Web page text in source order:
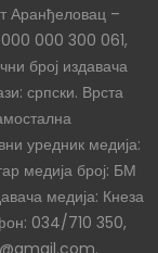
Аранђеловац –
000 300 061,
број издавача
српски. Врста
уредник медија:
медија број: БМ
медија: Кнеза
034/710 350,